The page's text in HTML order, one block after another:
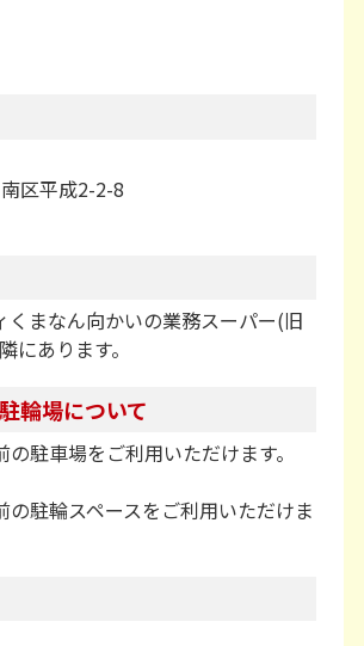
意しており、テスト前の勉強はもち
外もお友達と一緒に学校の宿題など
んも多くいらっしゃいます。「家で
きない 」という方も利用いただけま
しでも興味をお持ちいただけました
合せください。
区平成2-2-8
くまなん向かいの業務スーパー(旧
にあります。
輪場について
駐車場をご利用いただけます。
の駐輪スペースをご利用いただけま